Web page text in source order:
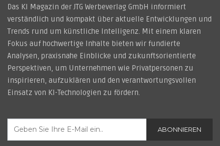
Das KI Magazin der JTG Werbeverlag GmbH informiert
verständlich und kompakt über aktuelle Entwicklungen und
Trends rund um künstliche Intelligenz. Mit einem klaren
Fokus auf hochwertige Inhalte bieten wir fundierte
Analysen, praxisnahe Einblicke und zukunftsorientierte
Perspektiven, um Unternehmen wie Privatpersonen zu
inspirieren, aufzuklären und den verantwortungsvollen
Einsatz von KI-Technologien zu fördern.
ABONNIEREN